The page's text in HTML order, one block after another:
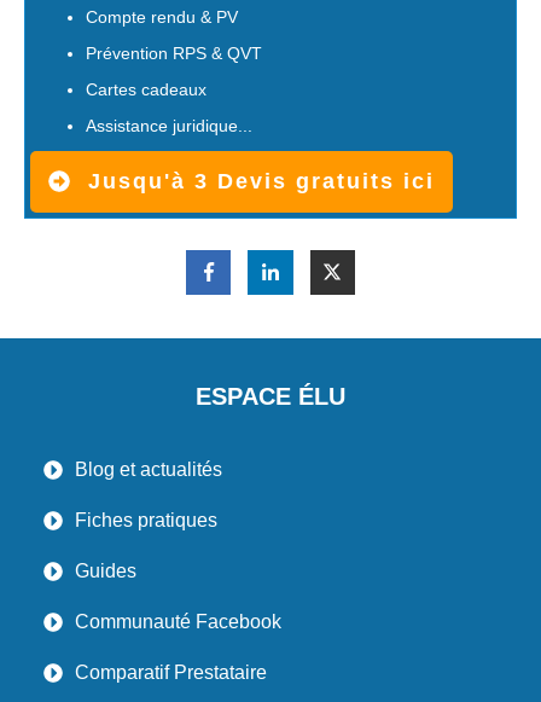
Compte rendu & PV
Prévention RPS & QVT
Cartes cadeaux
Assistance juridique...
Jusqu'à 3 Devis gratuits ici
ESPACE ÉLU
Blog et actualités
Fiches pratiques
Guides
Communauté Facebook
Comparatif Prestataire